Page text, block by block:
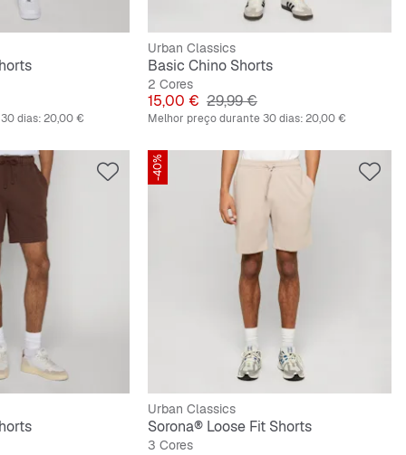
dias:20,00 €
Urban Classics
Basic Chino Shorts
2 Cores
Preço
15,00 € Preço original
29,99 €
Melhor preço durante 30 dias:20,00 €
-40%
Urban Classics
Sorona® Loose Fit Shorts
3 Cores